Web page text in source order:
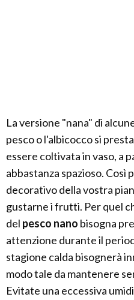
La versione "nana" di
pesco o l'albicocco si
essere coltivata in vaso, a
abbastanza spazioso.
decorativo della vostra
gustarne i frutti. Per quel
del pesco nano bisogna
attenzione durante il
stagione calda bisognerà
modo tale da mantenere
Evitate una eccessiva